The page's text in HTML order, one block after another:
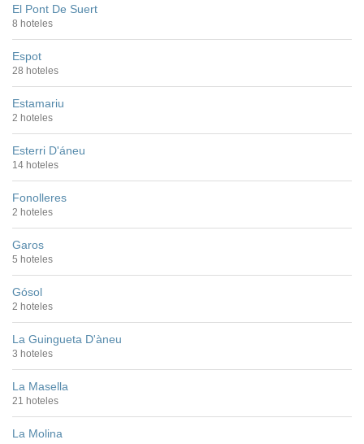
El Pont De Suert
8 hoteles
Espot
28 hoteles
Estamariu
2 hoteles
Esterri D'áneu
14 hoteles
Fonolleres
2 hoteles
Garos
5 hoteles
Gósol
2 hoteles
La Guingueta D'àneu
3 hoteles
La Masella
21 hoteles
La Molina